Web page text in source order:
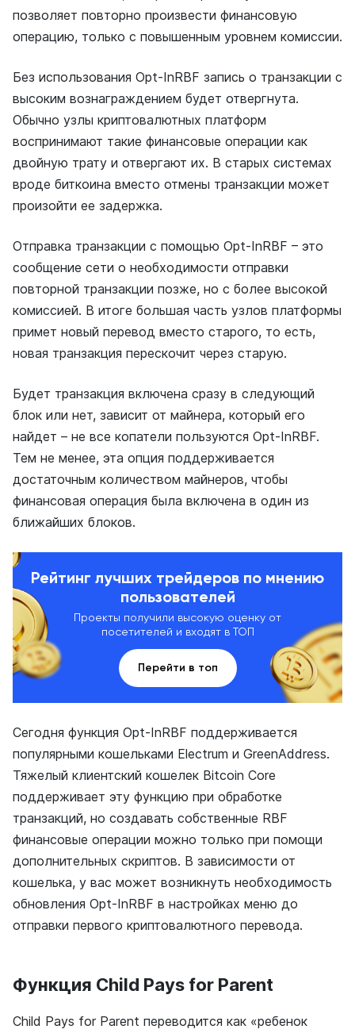
позволяет повторно произвести финансовую
операцию, только с повышенным уровнем комиссии.
Без использования Opt-InRBF запись о транзакции с
высоким вознаграждением будет отвергнута.
Обычно узлы криптовалютных платформ
воспринимают такие финансовые операции как
двойную трату и отвергают их. В старых системах
вроде биткоина вместо отмены транзакции может
произойти ее задержка.
Отправка транзакции с помощью Opt-InRBF – это
сообщение сети о необходимости отправки
повторной транзакции позже, но с более высокой
комиссией. В итоге большая часть узлов платформы
примет новый перевод вместо старого, то есть,
новая транзакция перескочит через старую.
Будет транзакция включена сразу в следующий
блок или нет, зависит от майнера, который его
найдет – не все копатели пользуются Opt-InRBF.
Тем не менее, эта опция поддерживается
достаточным количеством майнеров, чтобы
финансовая операция была включена в один из
ближайших блоков.
Рейтинг лучших трейдеров по мнению
пользователей
Проекты получили высокую оценку от
посетителей и входят в ТОП
Перейти в топ
Сегодня функция Opt-InRBF поддерживается
популярными кошельками Electrum и GreenAddress.
Тяжелый клиентский кошелек Bitcoin Core
поддерживает эту функцию при обработке
транзакций, но создавать собственные RBF
финансовые операции можно только при помощи
дополнительных скриптов. В зависимости от
кошелька, у вас может возникнуть необходимость
обновления Opt-InRBF в настройках меню до
отправки первого криптовалютного перевода.
Функция Child Pays for Parent
Child Pays for Parent переводится как «ребенок